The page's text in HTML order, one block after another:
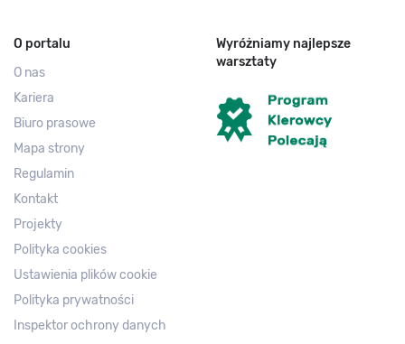
O portalu
O nas
Kariera
Biuro prasowe
Mapa strony
Regulamin
Kontakt
Projekty
Polityka cookies
Ustawienia plików cookie
Polityka prywatności
Inspektor ochrony danych
Wyróżniamy najlepsze
warsztaty